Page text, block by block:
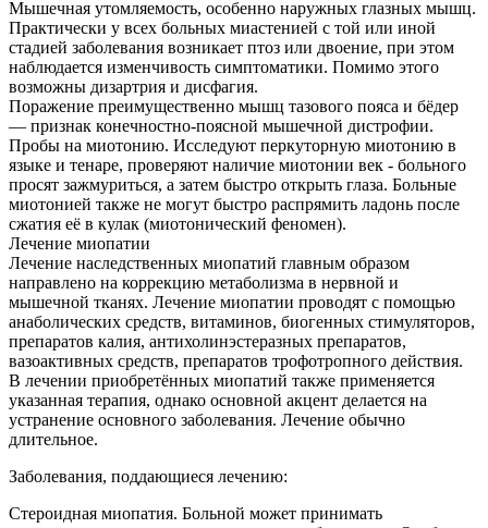
Мышечная утомляемость, особенно наружных глазных мышц.
Практически у всех больных миастенией с той или иной
стадией заболевания возникает птоз или двоение, при этом
наблюдается изменчивость симптоматики. Помимо этого
возможны дизартрия и дисфагия.
Поражение преимущественно мышц тазового пояса и бёдер
— признак конечностно-поясной мышечной дистрофии.
Пробы на миотонию. Исследуют перкуторную миотонию в
языке и тенаре, проверяют наличие миотонии век - больного
просят зажмуриться, а затем быстро открыть глаза. Больные
миотонией также не могут быстро распрямить ладонь после
сжатия её в кулак (миотонический феномен).
Лечение миопатии
Лечение наследственных миопатий главным образом
направлено на коррекцию метаболизма в нервной и
мышечной тканях. Лечение миопатии проводят с помощью
анаболических средств, витаминов, биогенных стимуляторов,
препаратов калия, антихолинэстеразных препаратов,
вазоактивных средств, препаратов трофотропного действия.
В лечении приобретённых миопатий также применяется
указанная терапия, однако основной акцент делается на
устранение основного заболевания. Лечение обычно
длительное.
Заболевания, поддающиеся лечению:
Стероидная миопатия. Больной может принимать